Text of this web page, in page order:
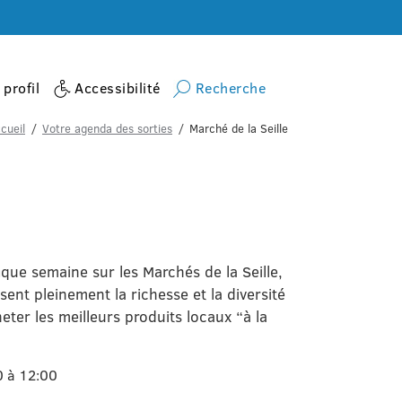
profil Accessibilité Recherche
Votre agenda des sorties Marché de la Seille
semaine sur les Marchés de la Seille,
pleinement la richesse et la diversité
les meilleurs produits locaux “à la
à 12:00